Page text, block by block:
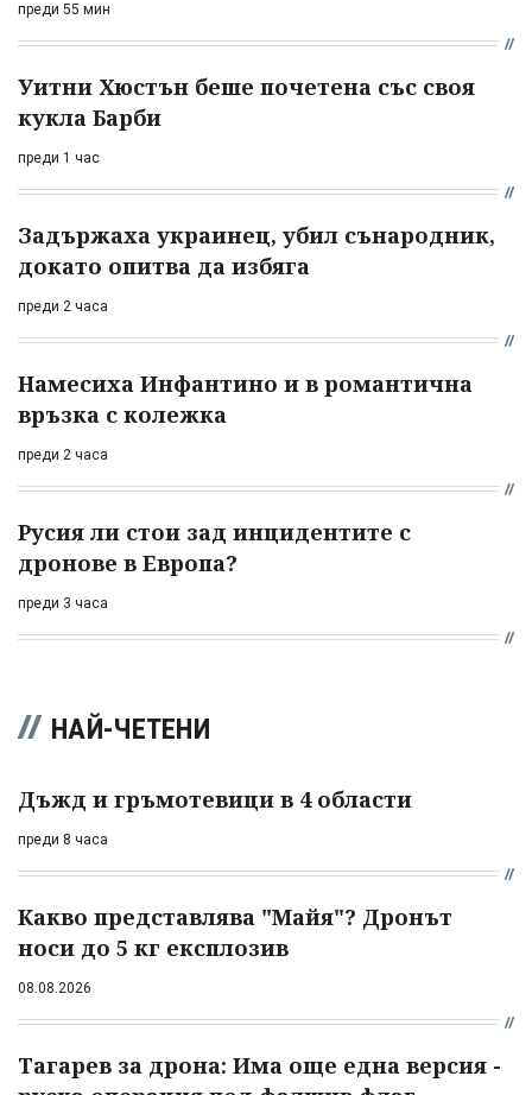
преди 55 мин
Уитни Хюстън беше почетена със своя
кукла Барби
преди 1 час
Задържаха украинец, убил сънародник,
докато опитва да избяга
преди 2 часа
Намесиха Инфантино и в романтична
връзка с колежка
преди 2 часа
Русия ли стои зад инцидентите с
дронове в Европа?
преди 3 часа
НАЙ-ЧЕТЕНИ
Дъжд и гръмотевици в 4 области
преди 8 часа
Какво представлява "Майя"? Дронът
носи до 5 кг експлозив
08.08.2026
Тагарев за дрона: Има още една версия -